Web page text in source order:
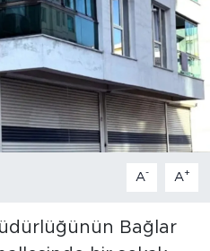
A- A+
Bağlar